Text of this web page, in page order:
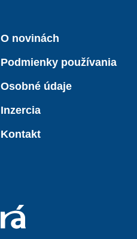
O novinách
Podmienky používania
Osobné údaje
Inzercia
Kontakt